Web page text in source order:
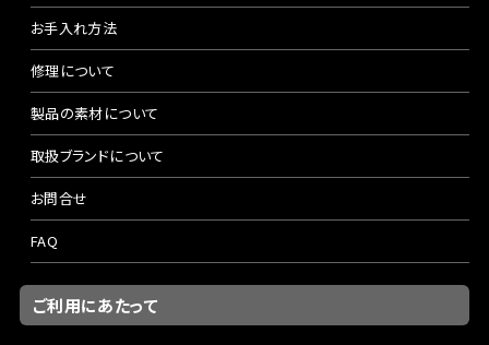
お手入れ方法
修理について
製品の素材について
取扱ブランドについて
お問合せ
FAQ
ご利用にあたって